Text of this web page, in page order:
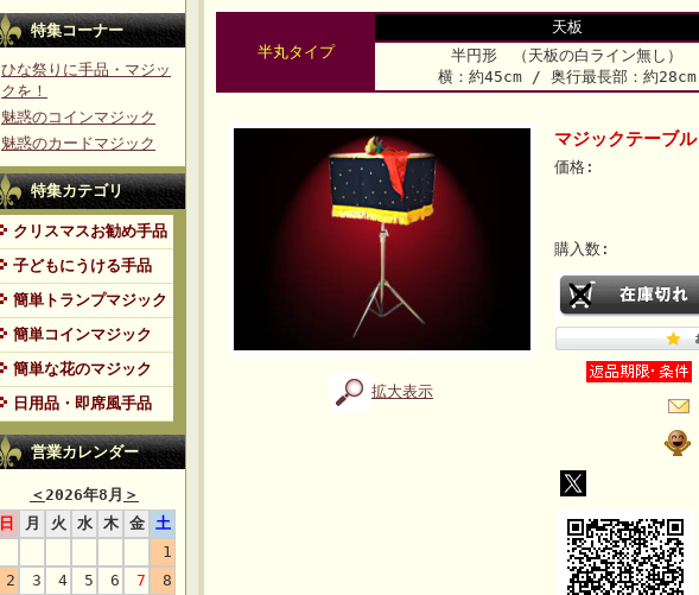
特集コーナー
ひな祭りに手品・マジッ
クを！
魅惑のコインマジック
魅惑のカードマジック
特集カテゴリ
クリスマスお勧め手品
子どもにうける手品
簡単トランプマジック
簡単コインマジック
簡単な花のマジック
日用品・即席風手品
営業カレンダー
＜2026年8月 ＞
日
月 火 水 木 金
土
1
2
3 4 5 6 7
8
半丸タイプ
天板
半円形 （天板の白ライン無し）
横：約45cm / 奥行最長部：約28cm
拡大表示
マジックテーブル
価格:
購入数: